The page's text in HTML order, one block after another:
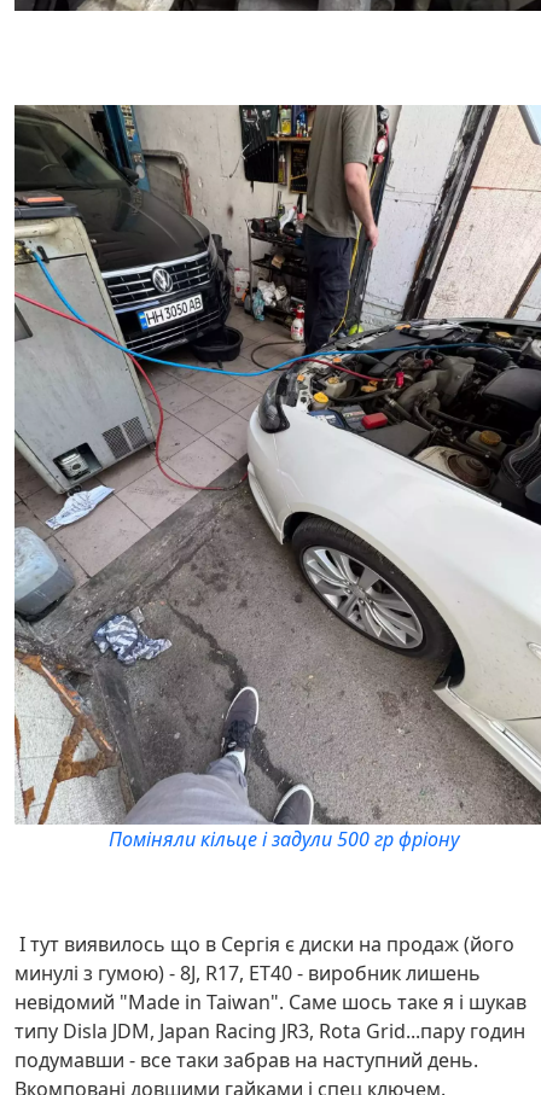
Поміняли кільце і задули 500 гр фріону
І тут виявилось що в Сергія є диски на продаж (його
минулі з гумою) - 8J, R17, ET40 - виробник лишень
невідомий "Made in Taiwan". Саме шось таке я і шукав
типу Disla JDM, Japan Racing JR3, Rota Grid...пару годин
подумавши - все таки забрав на наступний день.
Вкомповані довшими гайками і спец ключем.